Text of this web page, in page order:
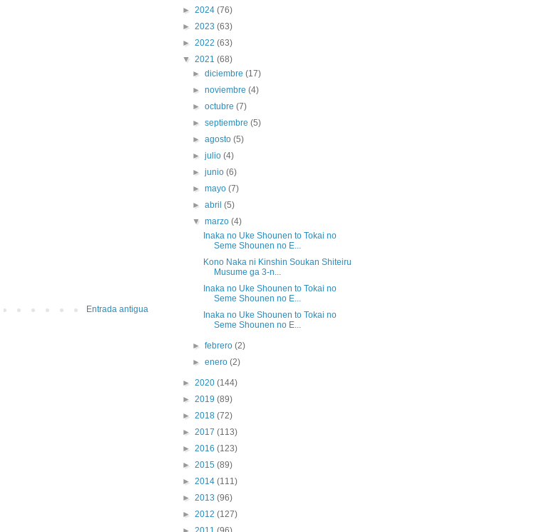
Entrada antigua
► 2024 (76)
► 2023 (63)
► 2022 (63)
▼ 2021 (68)
►diciembre(17)
►noviembre(4)
►octubre(7)
►septiembre(5)
►agosto(5)
►julio(4)
►junio(6)
►mayo(7)
►abril(5)
▼marzo(4)
Inaka no Uke Shounen to Tokai no
Seme Shounen no E...
Kono Naka ni Kinshin Soukan Shiteiru
Musume ga 3-n...
Inaka no Uke Shounen to Tokai no
Seme Shounen no E...
Inaka no Uke Shounen to Tokai no
Seme Shounen no E...
►febrero(2)
►enero(2)
► 2020 (144)
► 2019 (89)
► 2018 (72)
► 2017 (113)
► 2016 (123)
► 2015 (89)
► 2014 (111)
► 2013 (96)
► 2012 (127)